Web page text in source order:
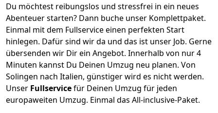
Du möchtest reibungslos und stressfrei in ein neues
Abenteuer starten? Dann buche unser Komplettpaket.
Einmal mit dem Fullservice einen perfekten Start
hinlegen. Dafür sind wir da und das ist unser Job. Gerne
übersenden wir Dir ein Angebot. Innerhalb von nur4
Minuten kannst Du Deinen Umzug neu planen. Von
Solingen nach Italien, günstiger wird es nicht werden.
Unser Fullservicefür Deinen Umzug für jeden
europaweiten Umzug. Einmal das All-inclusive-Paket.